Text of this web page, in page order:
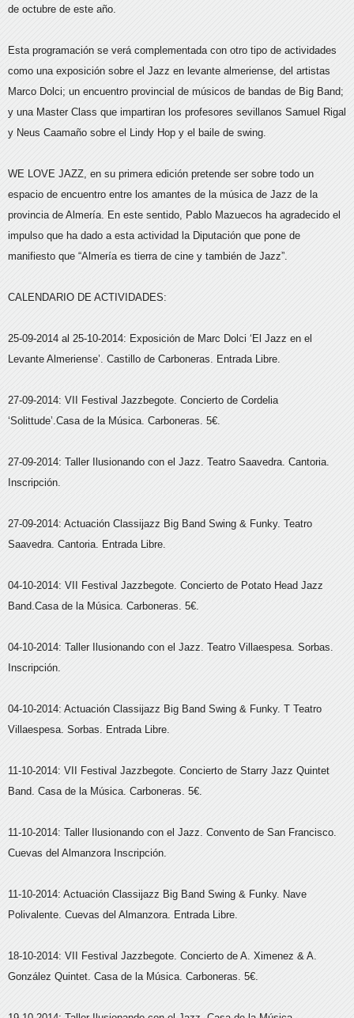
de octubre de este año.
Esta programación se verá complementada con otro tipo de actividades
como una exposición sobre el Jazz en levante almeriense, del artistas
Marco Dolci; un encuentro provincial de músicos de bandas de Big Band;
y una Master Class que impartiran los profesores sevillanos Samuel Rigal
y Neus Caamaño sobre el Lindy Hop y el baile de swing.
WE LOVE JAZZ, en su primera edición pretende ser sobre todo un
espacio de encuentro entre los amantes de la música de Jazz de la
provincia de Almería. En este sentido, Pablo Mazuecos ha agradecido el
impulso que ha dado a esta actividad la Diputación que pone de
manifiesto que “Almería es tierra de cine y también de Jazz”.
CALENDARIO DE ACTIVIDADES:
25-09-2014 al 25-10-2014: Exposición de Marc Dolci ‘El Jazz en el
Levante Almeriense’. Castillo de Carboneras. Entrada Libre.
27-09-2014: VII Festival Jazzbegote. Concierto de Cordelia
‘Solittude’.Casa de la Música. Carboneras. 5€.
27-09-2014: Taller Ilusionando con el Jazz. Teatro Saavedra. Cantoria.
Inscripción.
27-09-2014: Actuación Classijazz Big Band Swing & Funky. Teatro
Saavedra. Cantoria. Entrada Libre.
04-10-2014: VII Festival Jazzbegote. Concierto de Potato Head Jazz
Band.Casa de la Música. Carboneras. 5€.
04-10-2014: Taller Ilusionando con el Jazz. Teatro Villaespesa. Sorbas.
Inscripción.
04-10-2014: Actuación Classijazz Big Band Swing & Funky. T Teatro
Villaespesa. Sorbas. Entrada Libre.
11-10-2014: VII Festival Jazzbegote. Concierto de Starry Jazz Quintet
Band. Casa de la Música. Carboneras. 5€.
11-10-2014: Taller Ilusionando con el Jazz. Convento de San Francisco.
Cuevas del Almanzora Inscripción.
11-10-2014: Actuación Classijazz Big Band Swing & Funky. Nave
Polivalente. Cuevas del Almanzora. Entrada Libre.
18-10-2014: VII Festival Jazzbegote. Concierto de A. Ximenez & A.
González Quintet. Casa de la Música. Carboneras. 5€.